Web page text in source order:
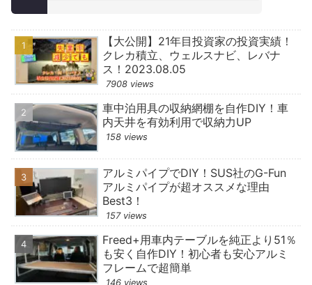
【大公開】21年目投資家の投資実績！
クレカ積立、ウェルスナビ、レバナ
ス！2023.08.05
7908 views
車中泊用具の収納網棚を自作DIY！車
内天井を有効利用で収納力UP
158 views
アルミパイプでDIY！SUS社のG-Fun
アルミパイプが超オススメな理由
Best3！
157 views
Freed+用車内テーブルを純正より51％
も安く自作DIY！初心者も安心アルミ
フレームで超簡単
146 views